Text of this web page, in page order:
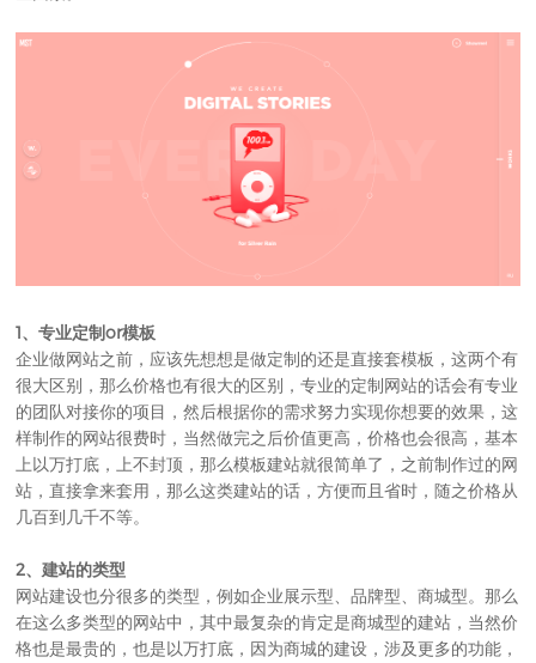
1、专业定制or模板
企业做网站之前，应该先想想是做定制的还是直接套模板，这两个有
很大区别，那么价格也有很大的区别，专业的定制网站的话会有专业
的团队对接你的项目，然后根据你的需求努力实现你想要的效果，这
样制作的网站很费时，当然做完之后价值更高，价格也会很高，基本
上以万打底，上不封顶，那么模板建站就很简单了，之前制作过的网
站，直接拿来套用，那么这类建站的话，方便而且省时，随之价格从
几百到几千不等。
2、建站的类型
网站建设也分很多的类型，例如企业展示型、品牌型、商城型。那么
在这么多类型的网站中，其中最复杂的肯定是商城型的建站，当然价
格也是最贵的，也是以万打底，因为商城的建设，涉及更多的功能，